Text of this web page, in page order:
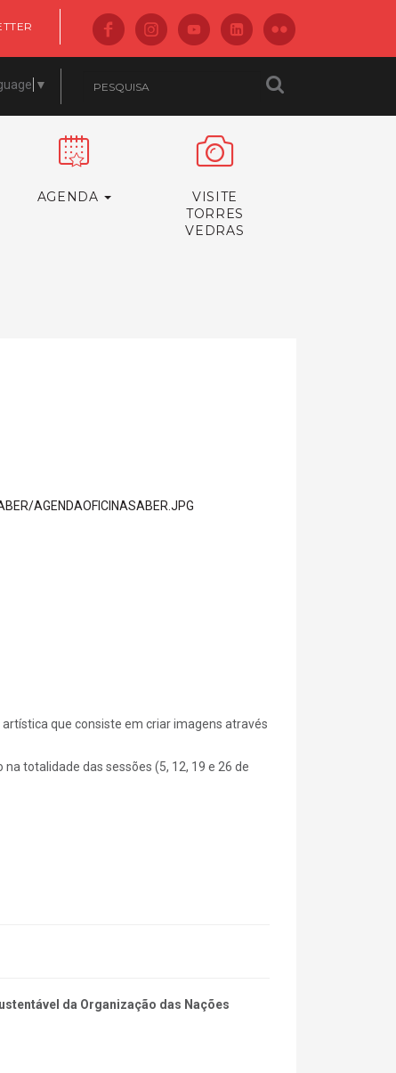
▼
AGENDA
VISITE
TORRES
VEDRAS
que consiste em criar imagens através
totalidade das sessões (5, 12, 19 e 26 de
da Organização das Nações